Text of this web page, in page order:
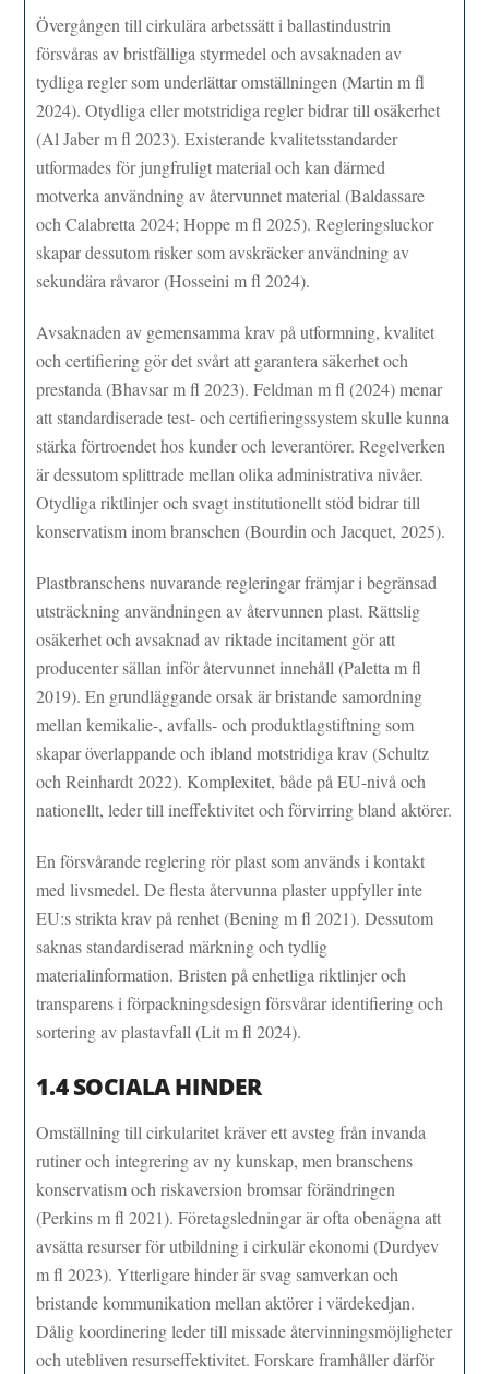
Övergången till cirkulära arbetssätt i ballastindustrin
försvåras av bristfälliga styrmedel och avsaknaden av
tydliga regler som underlättar omställningen (Martin m fl
2024). Otydliga eller motstridiga regler bidrar till osäkerhet
(Al Jaber m fl 2023). Existerande kvalitetsstandarder
utformades för jungfruligt material och kan därmed
motverka användning av återvunnet material (Baldassare
och Calabretta 2024; Hoppe m fl 2025). Regleringsluckor
skapar dessutom risker som avskräcker användning av
sekundära råvaror (Hosseini m fl 2024).
Avsaknaden av gemensamma krav på utformning, kvalitet
och certifiering gör det svårt att garantera säkerhet och
prestanda (Bhavsar m fl 2023). Feldman m fl (2024) menar
att standardiserade test- och certifieringssystem skulle kunna
stärka förtroendet hos kunder och leverantörer. Regelverken
är dessutom splittrade mellan olika administrativa nivåer.
Otydliga riktlinjer och svagt institutionellt stöd bidrar till
konservatism inom branschen (Bourdin och Jacquet, 2025).
Plastbranschens nuvarande regleringar främjar i begränsad
utsträckning användningen av återvunnen plast. Rättslig
osäkerhet och avsaknad av riktade incitament gör att
producenter sällan inför återvunnet innehåll (Paletta m fl
2019). En grundläggande orsak är bristande samordning
mellan kemikalie-, avfalls- och produktlagstiftning som
skapar överlappande och ibland motstridiga krav (Schultz
och Reinhardt 2022). Komplexitet, både på EU-nivå och
nationellt, leder till ineffektivitet och förvirring bland aktörer.
En försvårande reglering rör plast som används i kontakt
med livsmedel. De flesta återvunna plaster uppfyller inte
EU:s strikta krav på renhet (Bening m fl 2021). Dessutom
saknas standardiserad märkning och tydlig
materialinformation. Bristen på enhetliga riktlinjer och
transparens i förpackningsdesign försvårar identifiering och
sortering av plastavfall (Lit m fl 2024).
1.4 SOCIALA HINDER
Omställning till cirkularitet kräver ett avsteg från invanda
rutiner och integrering av ny kunskap, men branschens
konservatism och riskaversion bromsar förändringen
(Perkins m fl 2021). Företagsledningar är ofta obenägna att
avsätta resurser för utbildning i cirkulär ekonomi (Durdyev
m fl 2023). Ytterligare hinder är svag samverkan och
bristande kommunikation mellan aktörer i värdekedjan.
Dålig koordinering leder till missade återvinningsmöjligheter
och utebliven resurseffektivitet. Forskare framhåller därför